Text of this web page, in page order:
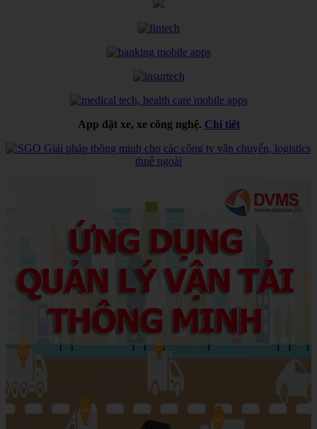
App đặt xe, xe công nghệ. Chi tiết